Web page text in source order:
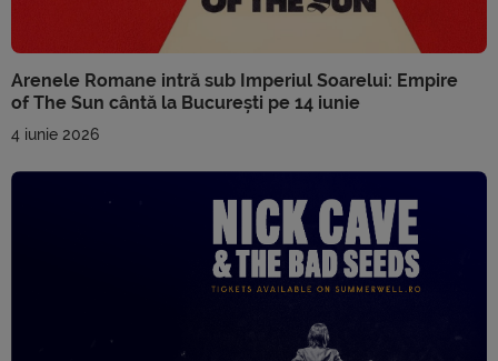
Arenele Romane intră sub Imperiul Soarelui: Empire
of The Sun cântă la București pe 14 iunie
4 iunie 2026